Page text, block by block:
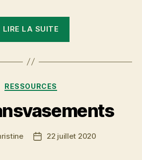
LIRE LA SUITE
Catégories
RESSOURCES
Date22 juillet 2020